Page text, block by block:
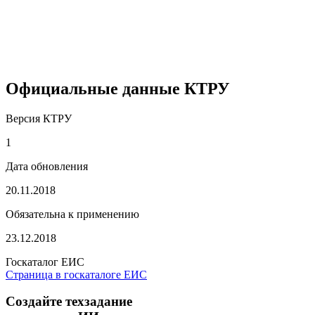
Официальные данные КТРУ
Версия КТРУ
1
Дата обновления
20.11.2018
Обязательна к применению
23.12.2018
Госкаталог ЕИС
Страница в госкаталоге ЕИС
Создайте техзадание